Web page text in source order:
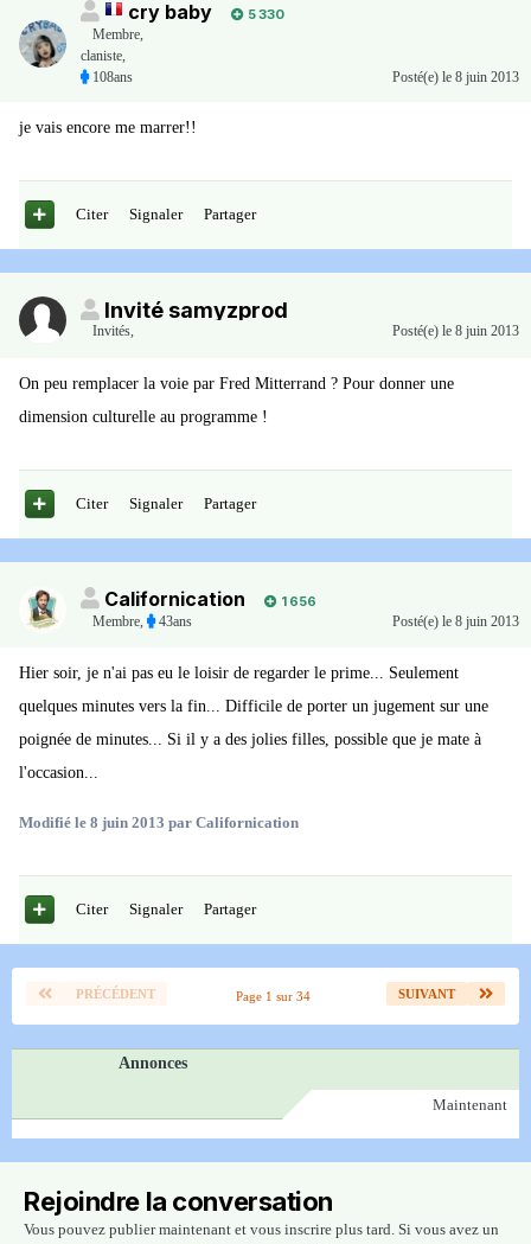
cry baby
5 330
Membre
claniste,
108ans
Posté(e) le 8 juin 2013
je vais encore me marrer!!
Citer Signaler Partager
Invité samyzprod
Invités Posté(e) le 8 juin 2013
On peu remplacer la voie par Fred Mitterrand ? Pour donner une
dimension culturelle au programme !
Citer Signaler Partager
Californication
1 656
Membre
43ans Posté(e) le 8 juin 2013
Hier soir, je n'ai pas eu le loisir de regarder le prime... Seulement
quelques minutes vers la fin... Difficile de porter un jugement sur une
poignée de minutes... Si il y a des jolies filles, possible que je mate à
l'occasion...
Modifié le 8 juin 2013 par Californication
Citer Signaler Partager
PRÉCÉDENT SUIVANT
Page 1 sur 34
Annonces
Maintenant
Rejoindre la conversation
Vous pouvez publier maintenant et vous inscrire plus tard. Si vous avez un